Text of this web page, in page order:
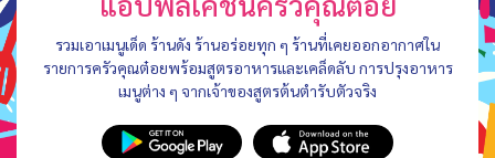
รวมเอาเมนูเด็ด ร้านดัง ร้านอร่อยทุก ๆ ร้านที่เคยออกอากาศใน
รายการครัวคุณต๋อยพร้อมสูตรอาหารและเคล็ดลับ การปรุงอาหาร
เมนูต่าง ๆ จากเจ้าของสูตรต้นตำรับตัวจริง